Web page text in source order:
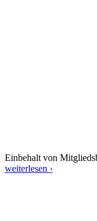
Einbehalt von
weiterlesen ›